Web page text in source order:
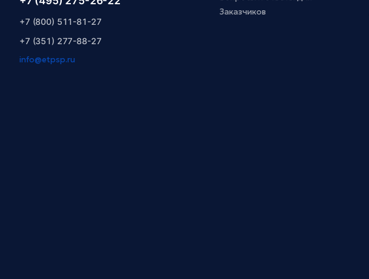
+7 (800) 511-81-27
+7 (351) 277-88-27
info@etpsp.ru
Заказчиков